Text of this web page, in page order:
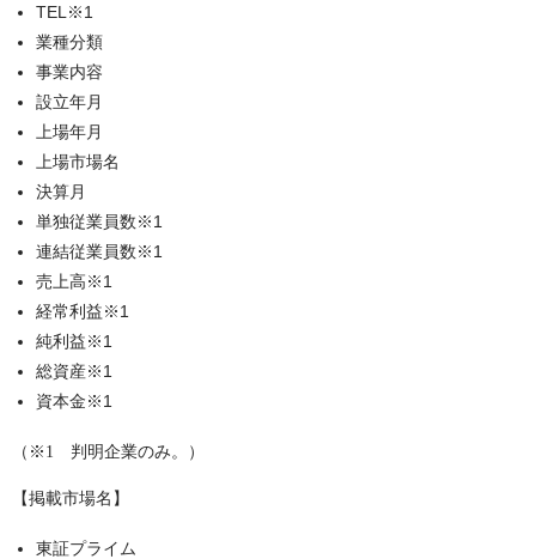
TEL※1
業種分類
事業内容
設立年月
上場年月
上場市場名
決算月
単独従業員数※1
連結従業員数※1
売上高※1
経常利益※1
純利益※1
総資産※1
資本金※1
（※1 判明企業のみ。）
【掲載市場名】
東証プライム